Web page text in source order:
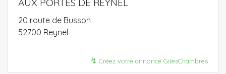
AUX PORTES DE REYNEL
20 route de Busson
52700 Reynel
↯ Créez votre annonce GitesChambres